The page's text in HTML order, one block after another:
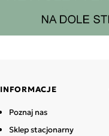
INFORMACJE
Poznaj nas
Sklep stacjonarny